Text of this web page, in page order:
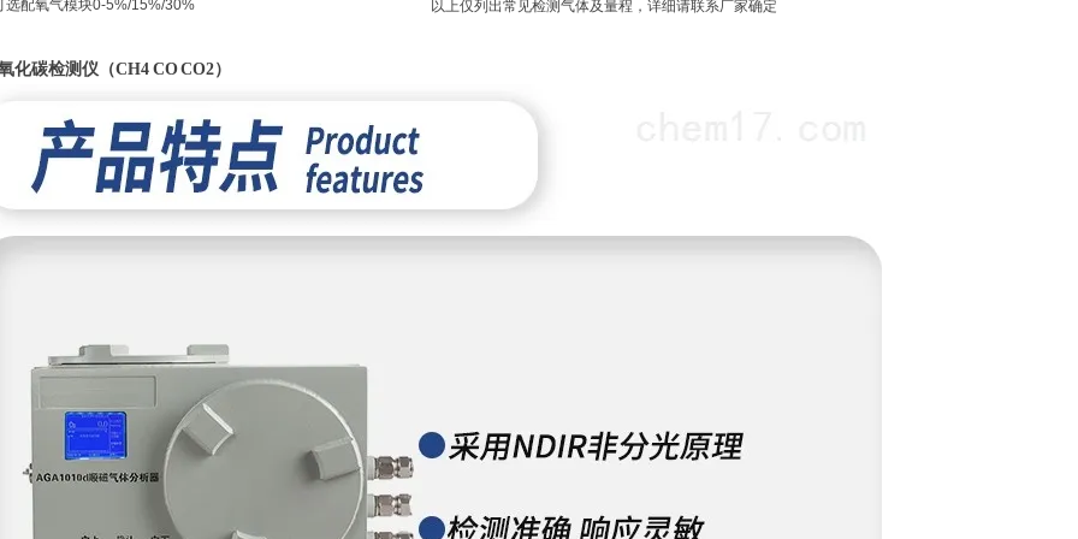
选配氧气模块0-5%/15%/30% 以上仅列出常见检测气体及量程，详细请联系厂家确定
化碳检测仪（CH4 CO CO2）